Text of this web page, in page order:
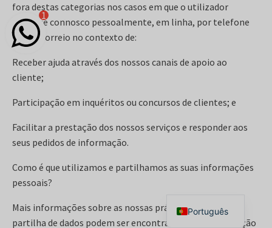
fora destas categorias nos casos em que o utilizador
interage connosco pessoalmente, em linha, por telefone
ou por correio no contexto de:
Receber ajuda através dos nossos canais de apoio ao
cliente;
Participação em inquéritos ou concursos de clientes; e
Facilitar a prestação dos nossos serviços e responder aos
seus pedidos de informação.
Como é que utilizamos e partilhamos as suas informações
pessoais?
Mais informações sobre as nossas práticas de recolha e
partilha de dados podem ser encontradas nesta declaração
1
Português
Español
Français